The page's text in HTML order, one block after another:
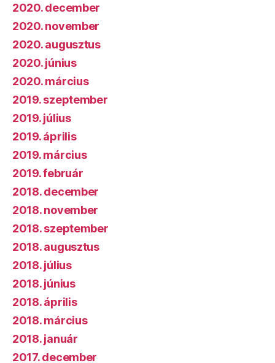
2020. december
2020. november
2020. augusztus
2020. június
2020. március
2019. szeptember
2019. július
2019. április
2019. március
2019. február
2018. december
2018. november
2018. szeptember
2018. augusztus
2018. július
2018. június
2018. április
2018. március
2018. január
2017. december